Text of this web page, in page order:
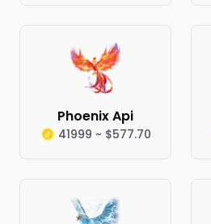
Phoenix Api
41999 ~ $577.70